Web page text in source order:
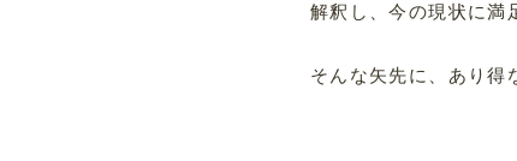
解釈し、今の現状に満
そんな矢先に、あり得